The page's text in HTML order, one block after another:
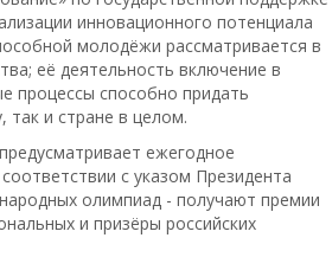
инновационного потенциала
молодёжи рассматривается в
её деятельность включение в
процессы способно придать
так и стране в целом.
ежегодное
с указом Президента
олимпиад - получают премии
и призёры российских